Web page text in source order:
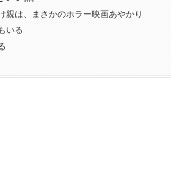
親は、まさかのホラー映画あやかり
いる